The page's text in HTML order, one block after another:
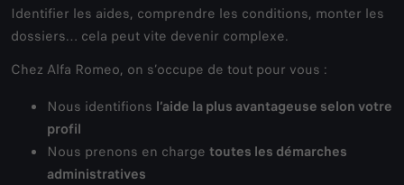
Identifier les aides, comprendre les conditions, monter les
dossiers… cela peut vite devenir complexe.
Chez Alfa Romeo, on s’occupe de tout pour vous :
Nous identifions l’aide la plus avantageuse selon votre
profil
Nous prenons en charge toutes les démarches
administratives